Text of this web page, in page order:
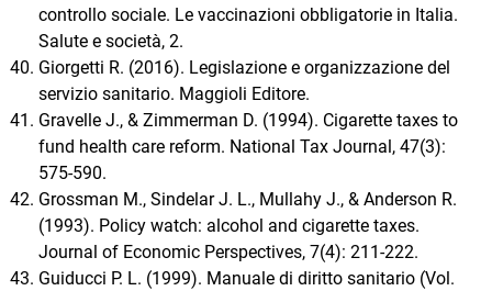
controllo sociale. Le vaccinazioni obbligatorie in Italia.
Salute e società, 2.
Giorgetti R. (2016). Legislazione e organizzazione del
servizio sanitario. Maggioli Editore.
Gravelle J., & Zimmerman D. (1994). Cigarette taxes to
fund health care reform. National Tax Journal, 47(3):
575-590.
Grossman M., Sindelar J. L., Mullahy J., & Anderson R.
(1993). Policy watch: alcohol and cigarette taxes.
Journal of Economic Perspectives, 7(4): 211-222.
Guiducci P. L. (1999). Manuale di diritto sanitario (Vol.